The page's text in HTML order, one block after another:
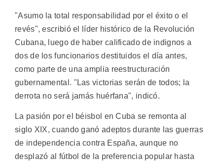
"Asumo la total responsabilidad por el éxito o el
revés", escribió el líder histórico de la Revolución
Cubana, luego de haber calificado de indignos a
dos de los funcionarios destituidos el día antes,
como parte de una amplia reestructuración
gubernamental. "Las victorias serán de todos; la
derrota no será jamás huérfana", indicó.
La pasión por el béisbol en Cuba se remonta al
siglo XIX, cuando ganó adeptos durante las guerras
de independencia contra España, aunque no
desplazó al fútbol de la preferencia popular hasta